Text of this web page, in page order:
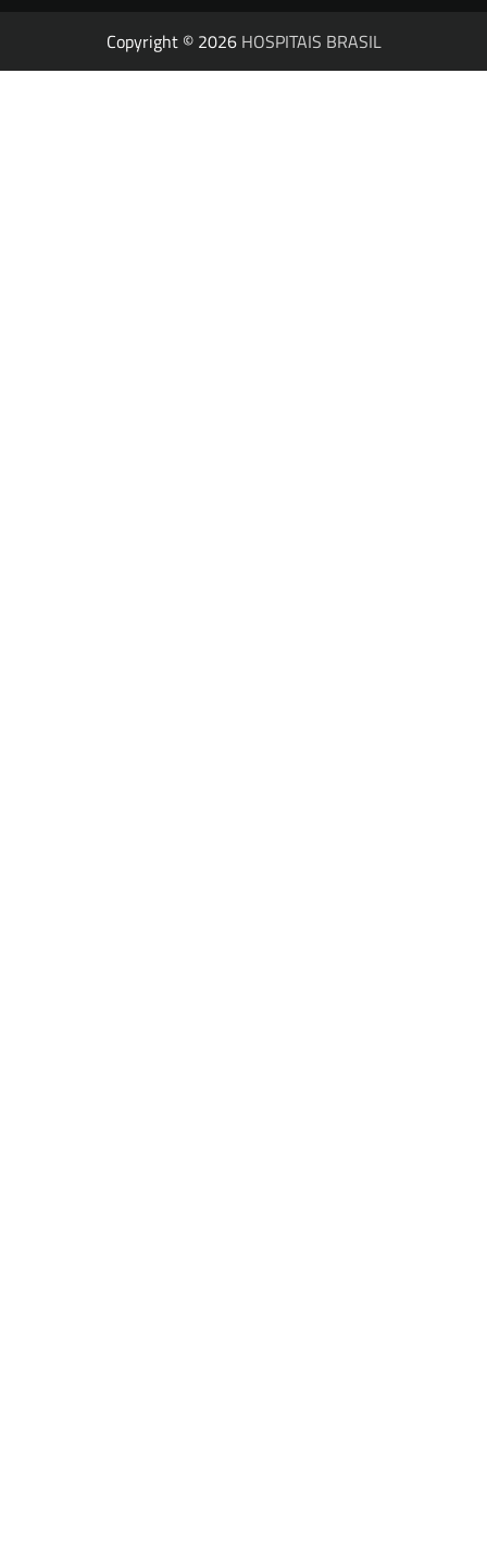
Copyright © 2026 HOSPITAIS BRASIL